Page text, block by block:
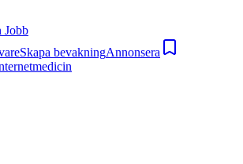
Jobb
Skapa bevakningAnnonsera